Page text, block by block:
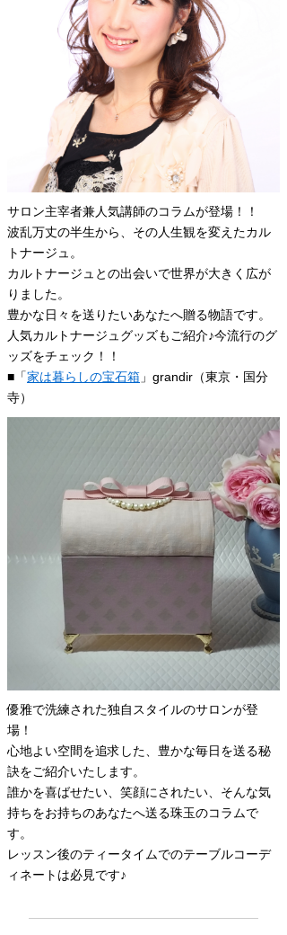
サロン主宰者兼人気講師のコラムが登場！！
波乱万丈の半生から、その人生観を変えたカル
トナージュ。
カルトナージュとの出会いで世界が大きく広が
りました。
豊かな日々を送りたいあなたへ贈る物語です。
人気カルトナージュグッズもご紹介♪今流行のグ
ッズをチェック！！
■「家は暮らしの宝石箱 」grandir（東京・国分
寺）
優雅で洗練された独自スタイルのサロンが登
場！
心地よい空間を追求した、豊かな毎日を送る秘
訣をご紹介いたします。
誰かを喜ばせたい、笑顔にされたい、そんな気
持ちをお持ちのあなたへ送る珠玉のコラムで
す。
レッスン後のティータイムでのテーブルコーデ
ィネートは必見です♪